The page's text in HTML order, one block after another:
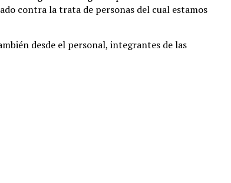
contra la trata de personas del cual estamos
desde el personal, integrantes de las